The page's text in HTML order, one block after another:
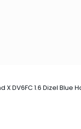
X DV6FC 1.6 Dizel